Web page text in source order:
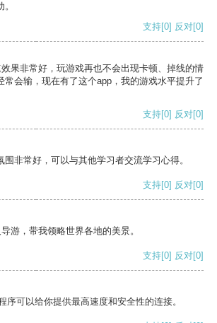
支持[0] 反对[0]
果非常好，玩游戏再也不会出现卡顿、掉线的情
常会输，现在有了这个app，我的游戏水平提升了
支持[0] 反对[0]
非常好，可以与其他学习者交流学习心得。
支持[0] 反对[0]
游，带我领略世界各地的美景。
支持[0] 反对[0]
序可以给你提供最高速度和安全性的连接。